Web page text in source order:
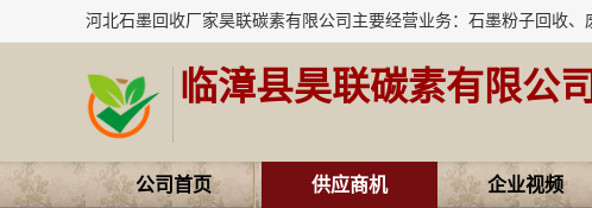
临漳县昊联碳素有限公司
公司首页 供应商机 企业视频